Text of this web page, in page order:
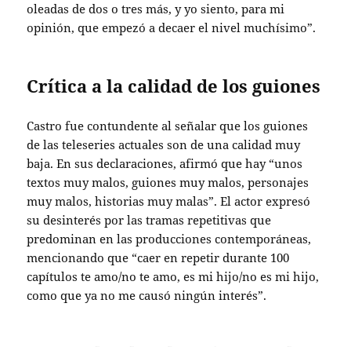
oleadas de dos o tres más, y yo siento, para mi
opinión, que empezó a decaer el nivel muchísimo”.
Crítica a la calidad de los guiones
Castro fue contundente al señalar que los guiones
de las teleseries actuales son de una calidad muy
baja. En sus declaraciones, afirmó que hay “unos
textos muy malos, guiones muy malos, personajes
muy malos, historias muy malas”. El actor expresó
su desinterés por las tramas repetitivas que
predominan en las producciones contemporáneas,
mencionando que “caer en repetir durante 100
capítulos te amo/no te amo, es mi hijo/no es mi hijo,
como que ya no me causó ningún interés”.